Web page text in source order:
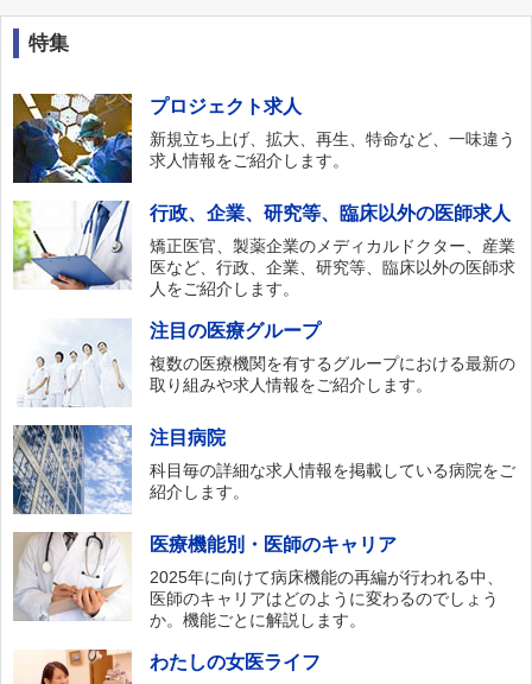
特集
プロジェクト求人
新規立ち上げ、拡大、再生、特命など、一味違う
求人情報をご紹介します。
行政、企業、研究等、臨床以外の医師求人
矯正医官、製薬企業のメディカルドクター、産業
医など、行政、企業、研究等、臨床以外の医師求
人をご紹介します。
注目の医療グループ
複数の医療機関を有するグループにおける最新の
取り組みや求人情報をご紹介します。
注目病院
科目毎の詳細な求人情報を掲載している病院をご
紹介します。
医療機能別・医師のキャリア
2025年に向けて病床機能の再編が行われる中、
医師のキャリアはどのように変わるのでしょう
か。機能ごとに解説します。
わたしの女医ライフ